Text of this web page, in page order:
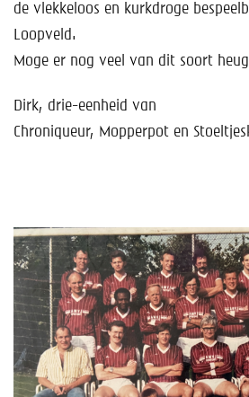
de vlekkeloos en kurkdroge
Loopveld.
Moge er nog veel van dit soort
Dirk, drie-eenheid van
Chroniqueur, Mopperpot en